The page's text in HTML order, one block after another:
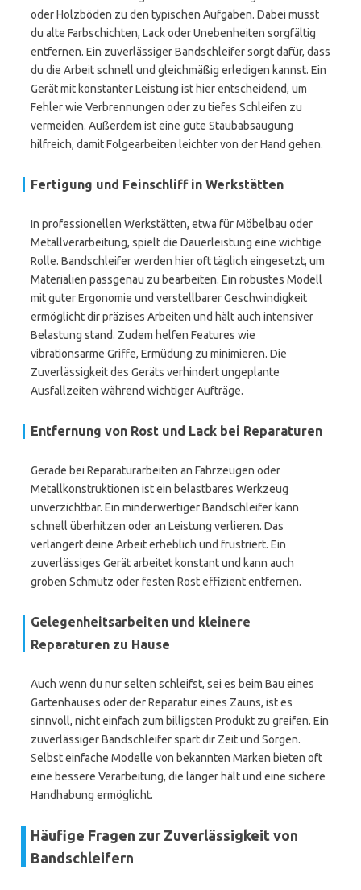
oder Holzböden zu den typischen Aufgaben. Dabei musst
du alte Farbschichten, Lack oder Unebenheiten sorgfältig
entfernen. Ein zuverlässiger Bandschleifer sorgt dafür, dass
du die Arbeit schnell und gleichmäßig erledigen kannst. Ein
Gerät mit konstanter Leistung ist hier entscheidend, um
Fehler wie Verbrennungen oder zu tiefes Schleifen zu
vermeiden. Außerdem ist eine gute Staubabsaugung
hilfreich, damit Folgearbeiten leichter von der Hand gehen.
Fertigung und Feinschliff in Werkstätten
In professionellen Werkstätten, etwa für Möbelbau oder
Metallverarbeitung, spielt die Dauerleistung eine wichtige
Rolle. Bandschleifer werden hier oft täglich eingesetzt, um
Materialien passgenau zu bearbeiten. Ein robustes Modell
mit guter Ergonomie und verstellbarer Geschwindigkeit
ermöglicht dir präzises Arbeiten und hält auch intensiver
Belastung stand. Zudem helfen Features wie
vibrationsarme Griffe, Ermüdung zu minimieren. Die
Zuverlässigkeit des Geräts verhindert ungeplante
Ausfallzeiten während wichtiger Aufträge.
Entfernung von Rost und Lack bei Reparaturen
Gerade bei Reparaturarbeiten an Fahrzeugen oder
Metallkonstruktionen ist ein belastbares Werkzeug
unverzichtbar. Ein minderwertiger Bandschleifer kann
schnell überhitzen oder an Leistung verlieren. Das
verlängert deine Arbeit erheblich und frustriert. Ein
zuverlässiges Gerät arbeitet konstant und kann auch
groben Schmutz oder festen Rost effizient entfernen.
Gelegenheitsarbeiten und kleinere
Reparaturen zu Hause
Auch wenn du nur selten schleifst, sei es beim Bau eines
Gartenhauses oder der Reparatur eines Zauns, ist es
sinnvoll, nicht einfach zum billigsten Produkt zu greifen. Ein
zuverlässiger Bandschleifer spart dir Zeit und Sorgen.
Selbst einfache Modelle von bekannten Marken bieten oft
eine bessere Verarbeitung, die länger hält und eine sichere
Handhabung ermöglicht.
Häufige Fragen zur Zuverlässigkeit von
Bandschleifern